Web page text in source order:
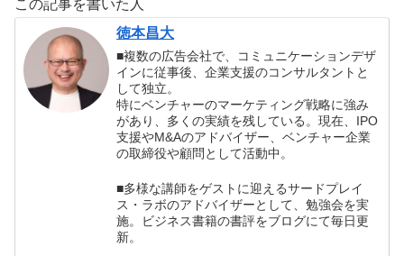
ャルメディア
性を理解す
る！！ ＃東南ア
ジア ＃ソーシャ
ルメディア
この記事を書いた人
徳本昌大
■複数の広告会社で、コミュニケーションデザ
インに従事後、企業支援のコンサルタントと
して独立。
特にベンチャーのマーケティング戦略に強み
があり、多くの実績を残している。現在、IPO
支援やM&Aのアドバイザー、ベンチャー企業
の取締役や顧問として活動中。
■多様な講師をゲストに迎えるサードプレイ
ス・ラボのアドバイザーとして、勉強会を実
施。ビジネス書籍の書評をブログにて毎日更
新。